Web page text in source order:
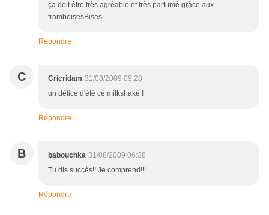
ça doit être très agréable et très parfumé grâce aux
framboisesBises
Répondre
C Cricridam 31/08/2009 09:28
un délice d'été ce milkshake !
Répondre
B babouchka 31/08/2009 06:38
Tu dis succès!! Je comprend!!!
Répondre